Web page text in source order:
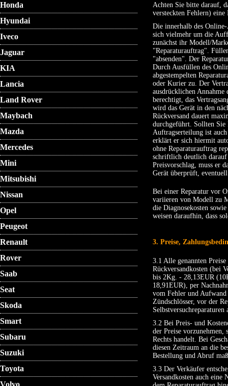
Honda
Hyundai
Iveco
Jaguar
KIA
Lancia
Land Rover
Maybach
Mazda
Mercedes
Mini
Mitsubishi
Nissan
Opel
Peugeot
Renault
Rover
Saab
Seat
Skoda
Smart
Subaru
Suzuki
Toyota
Volvo
Achten Sie bitte darauf,
versteckten Fehlern)
Die innerhalb des
sich vielmehr um die
zunächst ihr Modell/
"Reparaturauftrag".
"absenden". Der
Durch Ausfüllen des
abgestempelten
oder Kurier zu. Der
ausdrücklichen Annahme
berechtigt, das
wird das Gerät in den
Rückversand dauert
durchgeführt. Sollten Sie
Auftragserteilung ist
erklärt er sich hiermit
ohne Reparaturauftrag
schriftlich deutlich darauf
Preisvorschlag, muss er
Gerät überprüft,
Bei einer Reparatur vor
variieren von Modell zu
die Diagnosekosten
weisen daraufhin, dass
3. Preise,
3.1 Alle genannten
Rückversandkosten (bei
bis 2Kg. - 28,13EUR
18,91EUR), per
vom Fehler und
Zündschlösser, vor der
3.2 Bei Preis- und
der Preise vorzunehmen,
Rechts handelt. Bei
diesen Zeitraum an die
Bestellung und Abruf
3.3 Der Verkäufer
Versandkosten auch eine